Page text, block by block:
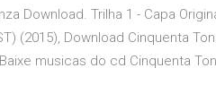
Download. Trilha 1 - Capa
(2015), Download Cinquenta
musicas do cd Cinquenta